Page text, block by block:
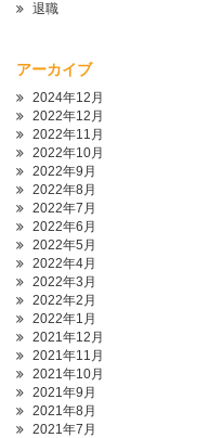
退職
アーカイブ
2024年12月
2022年12月
2022年11月
2022年10月
2022年9月
2022年8月
2022年7月
2022年6月
2022年5月
2022年4月
2022年3月
2022年2月
2022年1月
2021年12月
2021年11月
2021年10月
2021年9月
2021年8月
2021年7月